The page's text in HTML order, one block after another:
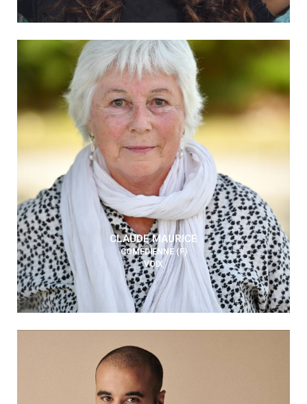
CLAUDE MAURICE
COMÉDIENNE (F)
VOIX